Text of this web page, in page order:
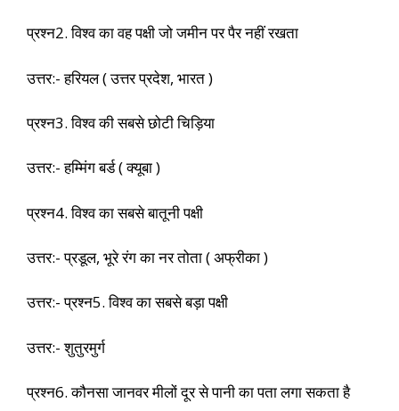
प्रश्न2. विश्व का वह पक्षी जो जमीन पर पैर नहीं रखता
उत्तर:- हरियल ( उत्तर प्रदेश, भारत )
प्रश्न3. विश्व की सबसे छोटी चिड़िया
उत्तर:- हम्मिंग बर्ड ( क्यूबा )
प्रश्न4. विश्व का सबसे बातूनी पक्षी
उत्तर:- प्रडूल, भूरे रंग का नर तोता ( अफ्रीका )
उत्तर:- प्रश्न5. विश्व का सबसे बड़ा पक्षी
उत्तर:- शुतुरमुर्ग
प्रश्न6. कौनसा जानवर मीलों दूर से पानी का पता लगा सकता है